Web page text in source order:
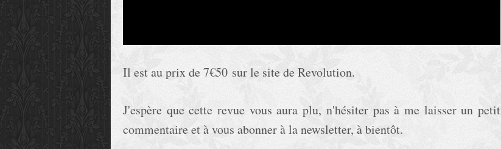
Il est au prix de 7€50 sur le site de Revolution.
J'espère que cette revue vous aura plu, n'hésiter pas à me laisser un petit
commentaire et à vous abonner à la newsletter, à bientôt.